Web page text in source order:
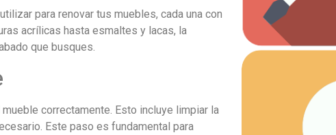
para renovar tus muebles, cada una con
acrílicas hasta esmaltes y lacas, la
que busques.
correctamente. Esto incluye limpiar la
Este paso es fundamental para
Ver